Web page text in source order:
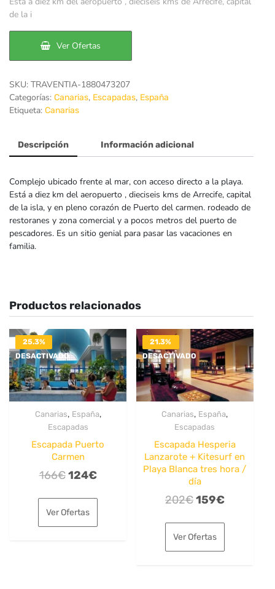
164€.120€.
de la i
Ver Ofertas
SKU: TRAVENTIA-1880473207
Categorías: Canarias, Escapadas, España
Etiqueta: Canarias
Descripción Información adicional
Complejo ubicado frente al mar, con acceso directo a la playa.
Está a diez km del aeropuerto , dieciseis kms de Arrecife, capital
de la isla, y en pleno corazón de Puerto del carmen. rodeado de
restoranes y zona comercial y a pocos metros del puerto de
pescadores. Es un sitio genial para pasar las vacaciones en
familia.
Productos relacionados
25.3%
DESACTIVADO
Canarias, España,
Escapadas
Escapada Puerto
Carmen
166€ El
original
era:
124€El
es:
Ver Ofertas
21.3%
DESACTIVADO
Canarias, España,
Escapadas
Escapada Hesperia
Lanzarote + Kitesurf en
Playa Blanca tres hora /
día
202€El
original
era:
159€El
es:
Ver Ofertas